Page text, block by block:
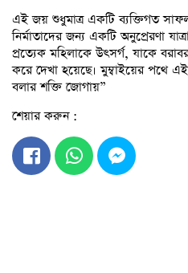
এই জয় শুধুমাত্র একটি ব্যক্তিগত
নির্মাতাদের জন্য একটি অনুপ্রেরণা
প্রত্যেক মহিলাকে উৎসর্গ, যাকে
করে দেখা হয়েছে। মুম্বাইয়ের পথে
বলার শক্তি জোগায়”
শেয়ার করুন :